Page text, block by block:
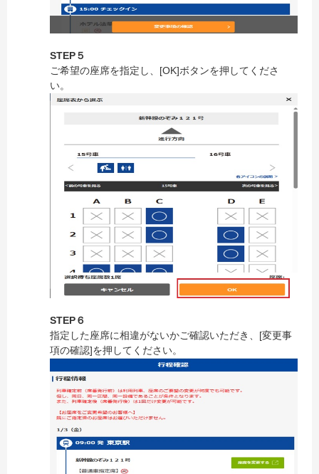
STEP５
ご希望の座席を指定し、[OK]ボタンを押してくださ
い。
STEP６
指定した座席に相違がないかご確認いただき、[変更事
項の確認]を押してください。